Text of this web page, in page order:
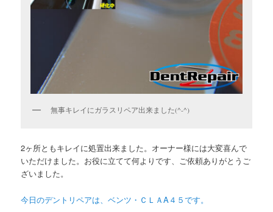
無事キレイにガラスリペア出来ました(^-^)
2ヶ所ともキレイに処置出来ました。オーナー様には大変喜んで
いただけました。お役に立てて何よりです、ご依頼ありがとうご
ざいました。
今日のデントリペアは、ベンツ・ＣＬＡA４５です。